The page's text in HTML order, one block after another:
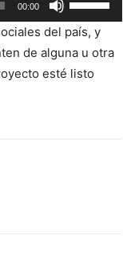
00:00
las
teclas
de
flecha
del país, y
de alguna u otra
esté listo